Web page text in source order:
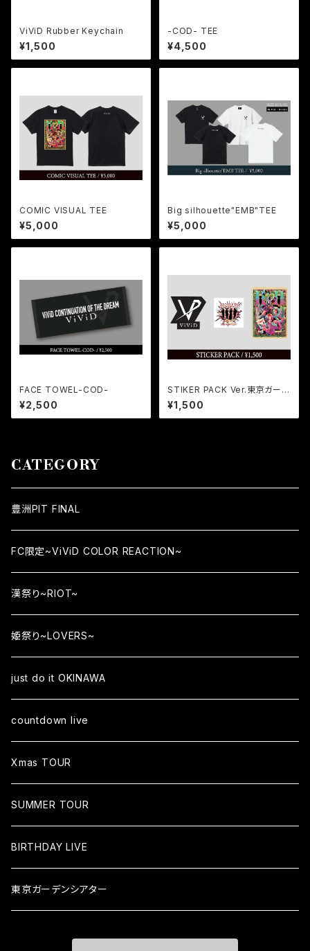
ViViD Rubber Keychain
¥1,500
-COD- TEE
¥4,500
COMIC VISUAL TEE
¥5,000
Big silhouette"EMB"TEE
¥5,000
FACE TOWEL-COD-
¥2,500
STIKER PACK Ver.東京ガーデ
ンシアター
¥1,500
CATEGORY
豊洲PIT FINAL
FC限定~ViViD COLOR REACTION~
漢祭り~RIOT~
姫祭り~LOVERS~
just do it OKINAWA
countdown live
Xmas TOUR
SUMMER TOUR
BIRTHDAY LIVE
東京ガーデンシアター